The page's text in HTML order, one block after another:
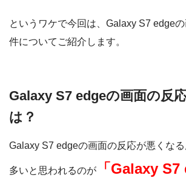
というワケで今回は、Galaxy S7 edge
件についてご紹介します。
Galaxy S7 edgeの画面の反
は？
Galaxy S7 edgeの画面の反応が悪くな
多いと思われるのが
「Galaxy